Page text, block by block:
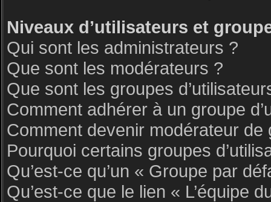
Niveaux d’utilisateurs et
Qui sont les administrateurs ?
Que sont les modérateurs ?
Que sont les groupes
Comment adhérer à un groupe
Comment devenir modérateur de
Pourquoi certains groupes
Qu’est-ce qu’un « Groupe par
Qu’est-ce que le lien « L’équipe